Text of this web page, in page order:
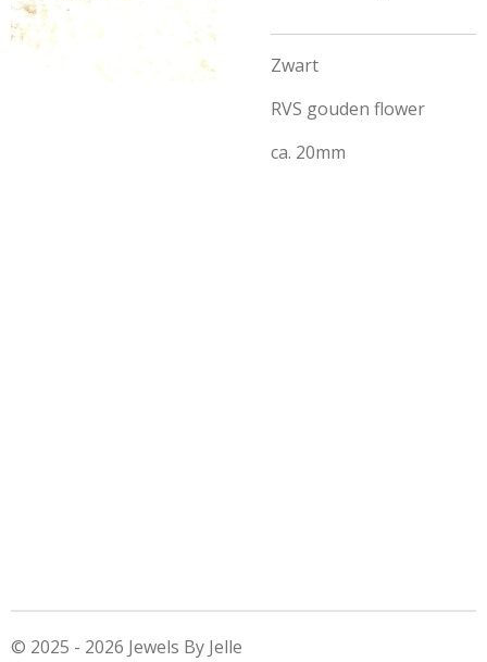
Zwart
RVS gouden flower
ca. 20mm
© 2025 - 2026 Jewels By Jelle